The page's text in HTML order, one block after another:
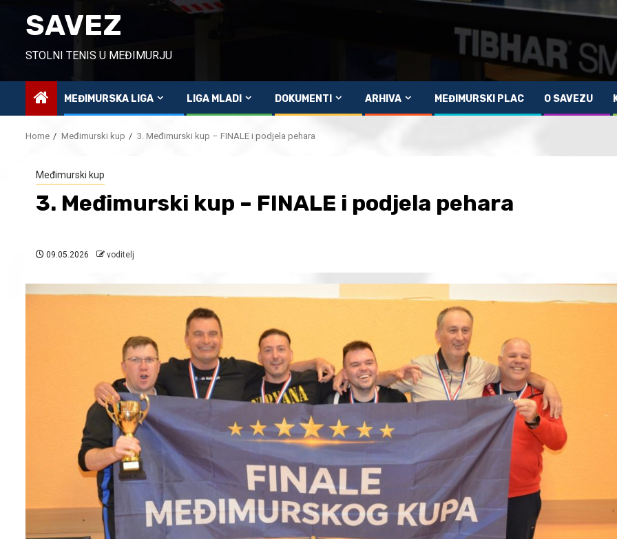
SAVEZ
STOLNI TENIS U MEĐIMURJU
MEĐIMURSKA LIGA LIGA MLADI DOKUMENTI ARHIVA MEĐIMURSKI PLAC O SAVEZU
Home Međimurski kup 3. Međimurski kup – FINALE i podjela pehara
Međimurski kup
3. Međimurski kup – FINALE i podjela pehara
09.05.2026 voditelj